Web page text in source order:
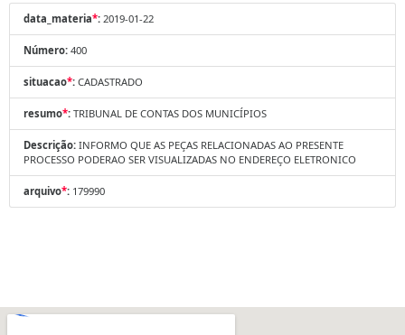
data_materia*: 2019-01-22
Número: 400
situacao*: CADASTRADO
resumo*: TRIBUNAL DE CONTAS DOS MUNICÍPIOS
Descrição: INFORMO QUE AS PEÇAS RELACIONADAS AO PRESENTE
PROCESSO PODERAO SER VISUALIZADAS NO ENDEREÇO ELETRONICO
arquivo*: 179990